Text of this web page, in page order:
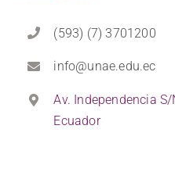
(593) (7) 3701200
info@unae.edu.ec
Av. Independencia
Ecuador